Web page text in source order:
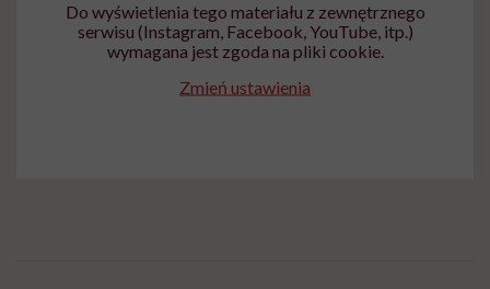
Do wyświetlenia tego materiału z zewnętrznego
serwisu (Instagram, Facebook, YouTube, itp.)
wymagana jest zgoda na pliki cookie.
Zmień ustawienia